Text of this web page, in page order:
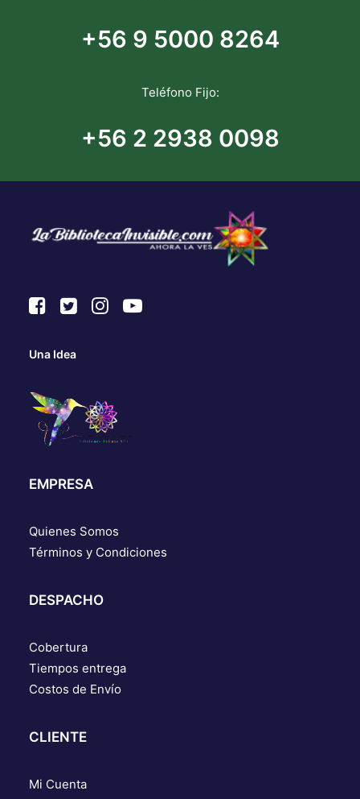
+56 9 5000 8264
Teléfono Fijo:
+56 2 2938 0098
Una Idea
EMPRESA
Quienes Somos
Términos y Condiciones
DESPACHO
Cobertura
Tiempos entrega
Costos de Envío
CLIENTE
Mi Cuenta